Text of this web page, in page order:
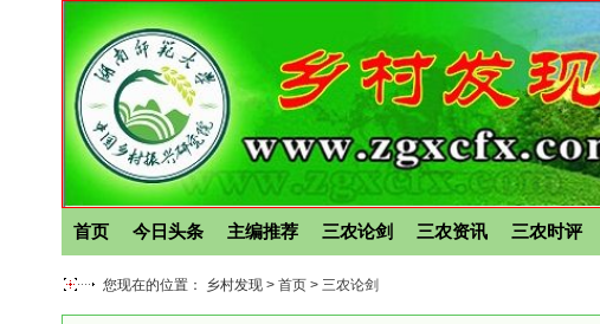
首页 今日头条 主编推荐 三农论剑 三农资讯 三农时评
您现在的位置： 乡村发现 > 首页 > 三农论剑